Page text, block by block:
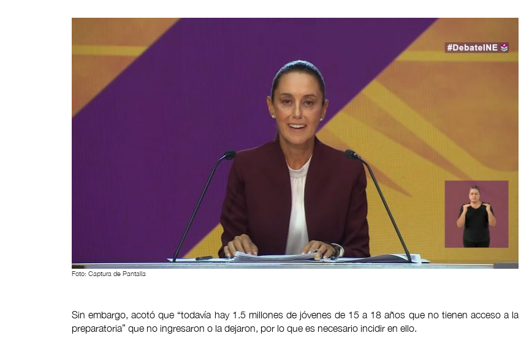
Foto: Captura de Pantalla
Sin embargo, acotó que “todavía hay 1.5 millones de jóvenes de 15 a 18 años que no tienen acceso a la
preparatoria” que no ingresaron o la dejaron, por lo que es necesario incidir en ello.